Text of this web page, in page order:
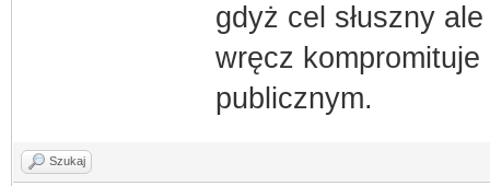
gdyż cel słuszny
wręcz
publicznym.
Szukaj